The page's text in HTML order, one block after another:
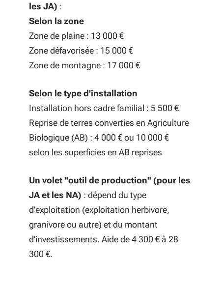
les JA) :
Selon la zone
Zone de plaine : 13 000 €
Zone défavorisée : 15 000 €
Zone de montagne : 17 000 €
Selon le type d'installation
Installation hors cadre familial : 5 500 €
Reprise de terres converties en Agriculture
Biologique (AB) : 4 000 € ou 10 000 €
selon les superficies en AB reprises
Un volet "outil de production" (pour les
JA et les NA) : dépend du type
d'exploitation (exploitation herbivore,
granivore ou autre) et du montant
d'investissements. Aide de 4 300 € à 28
300 €.